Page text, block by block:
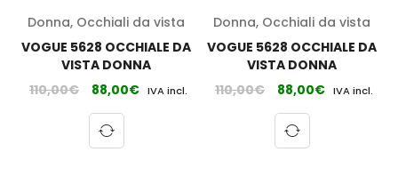
Donna, Occhiali da vista
VOGUE 5628 OCCHIALE DA
VISTA DONNA
110,00€ 88,00€ IVA incl.
Donna, Occhiali da vista
VOGUE 5628 OCCHIALE DA
VISTA DONNA
110,00€ 88,00€ IVA incl.